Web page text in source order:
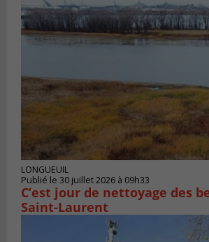
LONGUEUIL
Publié le 30 juillet 2026 à 09h33
C’est jour de nettoyage des
Saint-Laurent